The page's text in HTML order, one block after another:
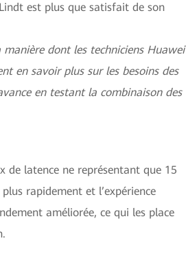
est plus que satisfait de son
dont les techniciens Huawei
en savoir plus sur les besoins des
en testant la combinaison des
de latence ne représentant que 15
rapidement et l’expérience
améliorée, ce qui les place